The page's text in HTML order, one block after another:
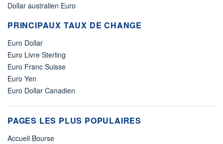
Dollar australien Euro
PRINCIPAUX TAUX DE CHANGE
Euro Dollar
Euro Livre Sterling
Euro Franc Suisse
Euro Yen
Euro Dollar Canadien
PAGES LES PLUS POPULAIRES
Accueil Bourse